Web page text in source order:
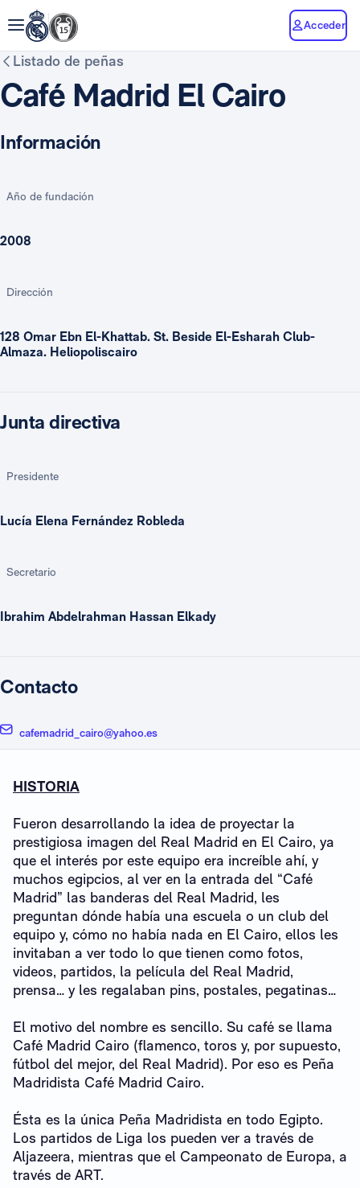
Acceder
Listado de peñas
Café Madrid El Cairo
Información
Año de fundación
2008
Dirección
128 Omar Ebn El-Khattab. St. Beside El-Esharah Club-
Almaza. Heliopoliscairo
Junta directiva
Presidente
Lucía Elena Fernández Robleda
Secretario
Ibrahim Abdelrahman Hassan Elkady
Contacto
cafemadrid_cairo@yahoo.es
HISTORIA
Fueron desarrollando la idea de proyectar la
prestigiosa imagen del Real Madrid en El Cairo, ya
que el interés por este equipo era increíble ahí, y
muchos egipcios, al ver en la entrada del “Café
Madrid” las banderas del Real Madrid, les
preguntan dónde había una escuela o un club del
equipo y, cómo no había nada en El Cairo, ellos les
invitaban a ver todo lo que tienen como fotos,
videos, partidos, la película del Real Madrid,
prensa… y les regalaban pins, postales, pegatinas…
El motivo del nombre es sencillo. Su café se llama
Café Madrid Cairo (flamenco, toros y, por supuesto,
fútbol del mejor, del Real Madrid). Por eso es Peña
Madridista Café Madrid Cairo.
Ésta es la única Peña Madridista en todo Egipto.
Los partidos de Liga los pueden ver a través de
Aljazeera, mientras que el Campeonato de Europa, a
través de ART.